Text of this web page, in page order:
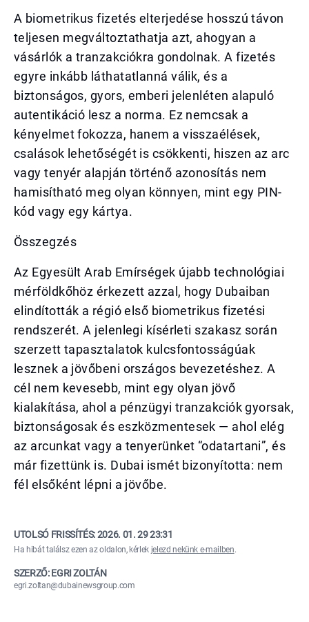
A biometrikus fizetés elterjedése hosszú távon
teljesen megváltoztathatja azt, ahogyan a
vásárlók a tranzakciókra gondolnak. A fizetés
egyre inkább láthatatlanná válik, és a
biztonságos, gyors, emberi jelenléten alapuló
autentikáció lesz a norma. Ez nemcsak a
kényelmet fokozza, hanem a visszaélések,
csalások lehetőségét is csökkenti, hiszen az arc
vagy tenyér alapján történő azonosítás nem
hamisítható meg olyan könnyen, mint egy PIN-
kód vagy egy kártya.
Összegzés
Az Egyesült Arab Emírségek újabb technológiai
mérföldkőhöz érkezett azzal, hogy Dubaiban
elindították a régió első biometrikus fizetési
rendszerét. A jelenlegi kísérleti szakasz során
szerzett tapasztalatok kulcsfontosságúak
lesznek a jövőbeni országos bevezetéshez. A
cél nem kevesebb, mint egy olyan jövő
kialakítása, ahol a pénzügyi tranzakciók gyorsak,
biztonságosak és eszközmentesek — ahol elég
az arcunkat vagy a tenyerünket “odatartani”, és
már fizettünk is. Dubai ismét bizonyította: nem
fél elsőként lépni a jövőbe.
UTOLSÓ FRISSÍTÉS:2026. 01. 29 23:31
Ha hibát találsz ezen az oldalon, kérlek jelezd nekünk e-mailben.
SZERZŐ: EGRI ZOLTÁN
egri.zoltan@dubainewsgroup.com